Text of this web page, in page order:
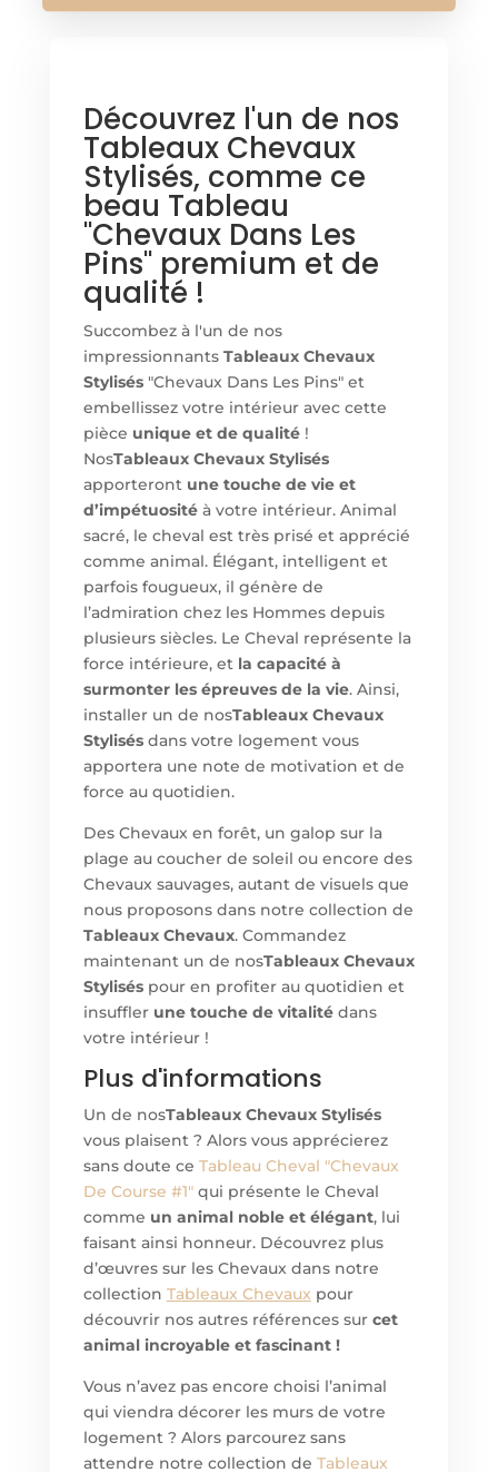
Découvrez l'un de nos
Tableaux Chevaux
Stylisés, comme ce
beau Tableau
"Chevaux Dans Les
Pins" premium et de
qualité !
Succombez à l'un de nos
impressionnants Tableaux Chevaux
Stylisés"Chevaux Dans Les Pins" et
embellissez votre intérieur avec cette
pièce unique et de qualité!
NosTableaux Chevaux Stylisés
apporteront une touche de vie et
d’impétuositéà votre intérieur. Animal
sacré, le cheval est très prisé et apprécié
comme animal. Élégant, intelligent et
parfois fougueux, il génère de
l’admiration chez les Hommes depuis
plusieurs siècles. Le Cheval représente la
force intérieure, et la capacité à
surmonter les épreuves de la vie. Ainsi,
installer un de nosTableaux Chevaux
Stylisésdans votre logement vous
apportera une note de motivation et de
force au quotidien.
Des Chevaux en forêt, un galop sur la
plage au coucher de soleil ou encore des
Chevaux sauvages, autant de visuels que
nous proposons dans notre collection de
Tableaux Chevaux. Commandez
maintenant un de nosTableaux Chevaux
Styliséspour en profiter au quotidien et
insuffler une touche de vitalitédans
votre intérieur !
Plus d'informations
Un de nosTableaux Chevaux Stylisés
vous plaisent ? Alors vous apprécierez
sans doute ce Tableau Cheval "Chevaux
De Course #1"qui présente le Cheval
comme un animal noble et élégant, lui
faisant ainsi honneur. Découvrez plus
d’œuvres sur les Chevaux dans notre
collection Tableaux Chevaux pour
découvrir nos autres références sur cet
animal incroyable et fascinant !
Vous n’avez pas encore choisi l’animal
qui viendra décorer les murs de votre
logement ? Alors parcourez sans
attendre notre collection de Tableaux